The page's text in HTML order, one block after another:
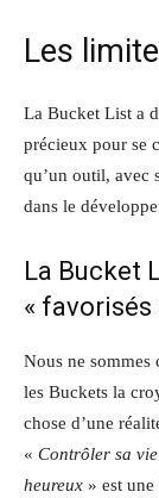
Les
La Bucket List a
précieux pour se
qu’un outil, avec
dans le
La Bucket
« favorisés
Nous ne sommes
les Buckets la
chose d’une
« Contrôler sa
heureux » est